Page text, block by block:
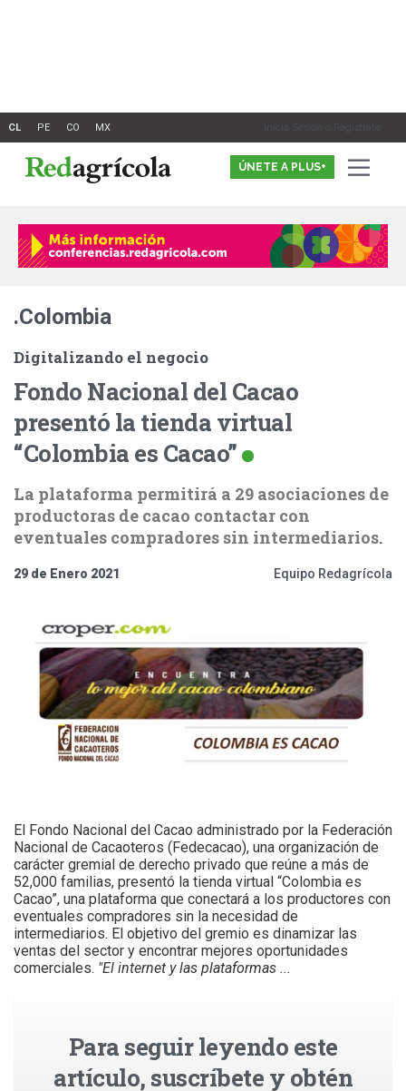
Inicia Sesión o Registrate
ÚNETE A PLUS+
.Colombia
Digitalizando el negocio
Fondo Nacional del Cacao
presentó la tienda virtual
“Colombia es Cacao”
La plataforma permitirá a 29 asociaciones de
productoras de cacao contactar con
eventuales compradores sin intermediarios.
29 de Enero 2021 Equipo Redagrícola
El Fondo Nacional del Cacao administrado por la Federación
Nacional de Cacaoteros (Fedecacao), una organización de
carácter gremial de derecho privado que reúne a más de
52,000 familias, presentó la tienda virtual “Colombia es
Cacao”, una plataforma que conectará a los productores con
eventuales compradores sin la necesidad de
intermediarios. El objetivo del gremio es dinamizar las
ventas del sector y encontrar mejores oportunidades
comerciales. "El internet y las plataformas ...
Para seguir leyendo este
artículo, suscríbete y obtén